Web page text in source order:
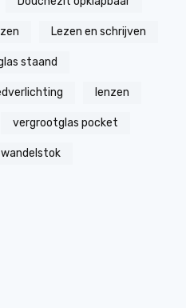
Lezen en schrijven
staand
lenzen
vergrootglas pocket
wandelstok